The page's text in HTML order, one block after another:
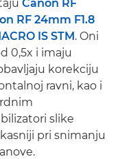
Canon RF
RF 24mm F1.8
IS STM. Oni
0,5x i imaju
korekciju
ravni, kao i
slike
pri snimanju